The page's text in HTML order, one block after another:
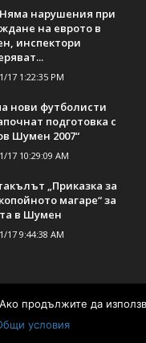
нарушения при
на еврото в
инспектори
17 1:22:35 PM
нови футболисти
подготовка с
Шумен 2007“
17 10:29:09 AM
„Приказка за
магаре“ за
в Шумен
17 9:44:38 AM
продължите да
условия